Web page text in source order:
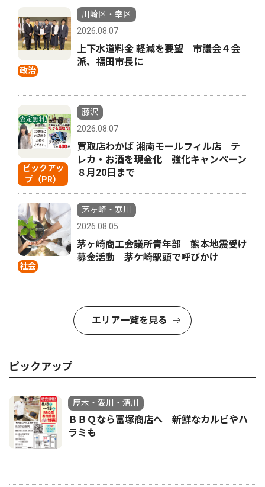
政治
川崎区・幸区
2026.08.07
上下水道料金 軽減を要望 市議会４会
派、福田市長に
ピックアッ
プ（PR）
藤沢
2026.08.07
買取店わかば 湘南モールフィル店 テ
レカ・お酒を現金化 強化キャンペーン
８月20日まで
社会
茅ヶ崎・寒川
2026.08.05
茅ヶ崎商工会議所青年部 熊本地震受け
募金活動 茅ケ崎駅頭で呼びかけ
エリア一覧を見る
ピックアップ
厚木・愛川・清川
ＢＢＱなら富塚商店へ 新鮮なカルビやハ
ラミも